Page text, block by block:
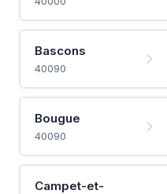
Bascons
40090
Bougue
40090
Campet-et-